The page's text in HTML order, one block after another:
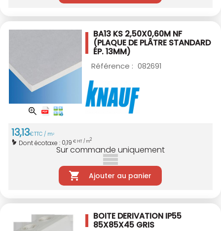
BA13 KS 2,50X0,60M NF
(PLAQUE DE PLÂTRE STANDARD
ÉP. 13MM)
Référence : 082691
13,13€TTC / m2
Dont écotaxe : 0,19 € HT / m2
Sur commande uniquement
Ajouter au panier
BOITE DERIVATION IP55
85X85X45 GRIS